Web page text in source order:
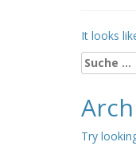
It looks
Suche
nach:
Try